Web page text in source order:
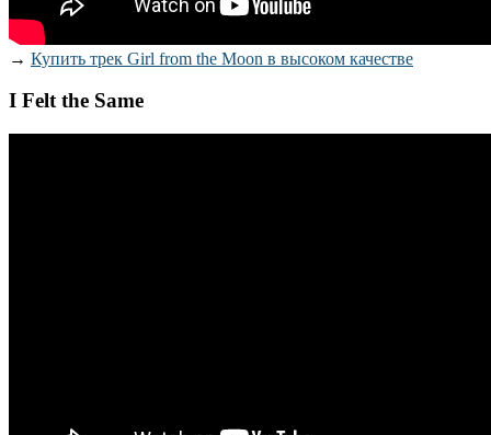
→ Купить трек Girl from the Moon в высоком качестве
I Felt the Same